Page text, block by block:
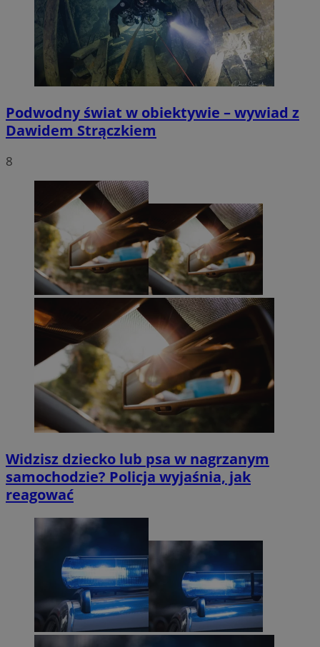
Podwodny świat w obiektywie – wywiad z
Dawidem Strączkiem
8
Widzisz dziecko lub psa w nagrzanym
samochodzie? Policja wyjaśnia, jak
reagować